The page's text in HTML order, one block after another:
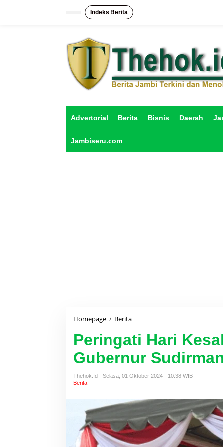
Indeks Berita
Advertorial Berita Bisnis Daerah
Jambiseru.com
Homepage / Berita
r
i
n
g
a
H
r
i
K
e
Peringati Hari
Gubernur
Thehok.id
Selasa, 01 Oktober 2024 - 10:38 WIB
Berita